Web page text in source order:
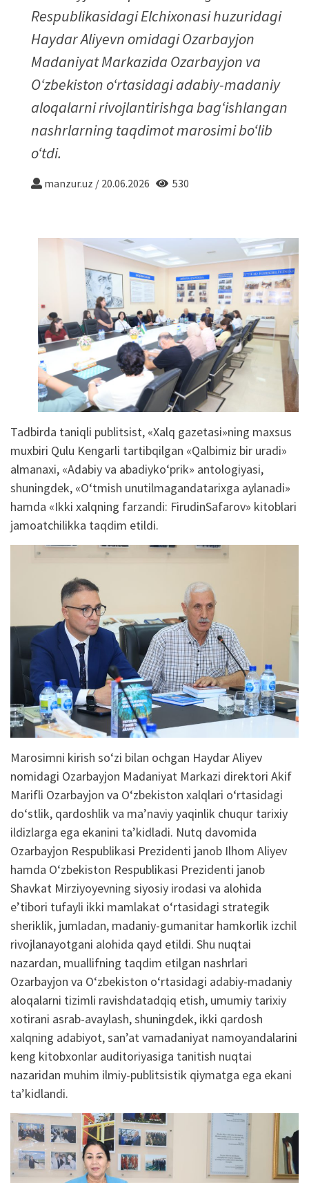
Respublikasidagi Elchixonasi huzuridagi
Haydar Aliyevn omidagi Ozarbayjon
Madaniyat Markazida Ozarbayjon va
O‘zbekiston o‘rtasidagi adabiy-madaniy
aloqalarni rivojlantirishga bag‘ishlangan
nashrlarning taqdimot marosimi bo‘lib
o‘tdi.
manzur.uz / 20.06.2026 530
Tadbirda taniqli publitsist, «Xalq gazetasi»ning maxsus
muxbiri Qulu Kengarli tartibqilgan «Qalbimiz bir uradi»
almanaxi, «Adabiyva abadiyko‘prik» antologiyasi,
shuningdek, «O‘tmish unutilmagandatarixga aylanadi»
hamda «Ikki xalqning farzandi: FirudinSafarov» kitoblari
jamoatchilikka taqdim etildi.
Marosimni kirish so‘zi bilan ochgan HaydarAliyev
nomidagi Ozarbayjon Madaniyat Markazi direktori Akif
Marifli Ozarbayjon va O‘zbekiston xalqlari o‘rtasidagi
do‘stlik, qardoshlik va ma’naviyyaqinlik chuqur tarixiy
ildizlarga ega ekanini ta’kidladi. Nutq davomida
Ozarbayjon Respublikasi Prezidenti janob Ilhom Aliyev
hamda O‘zbekiston Respublikasi Prezidenti janob
Shavkat Mirziyoyevning siyosiy irodasi va alohida
e’tibori tufayli ikki mamlakat o‘rtasidagi strategik
sheriklik, jumladan, madaniy-gumanitar hamkorlik izchil
rivojlanayotgani alohida qayd etildi. Shu nuqtai
nazardan, muallifning taqdim etilgan nashrlari
Ozarbayjon va O‘zbekiston o‘rtasidagi adabiy-madaniy
aloqalarni tizimli ravishdatadqiq etish, umumiy tarixiy
xotirani asrab-avaylash,shuningdek, ikki qardosh
xalqning adabiyot,san’atvamadaniyat namoyandalarini
keng kitobxonlar auditoriyasiga tanitish nuqtai
nazaridan muhim ilmiy-publitsistik qiymatga ega ekani
ta’kidlandi.